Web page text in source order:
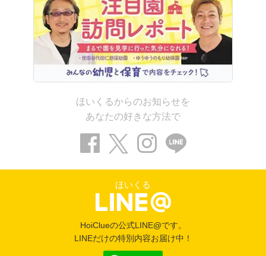
ほいくるからのお知らせを
あなたの好きな方法で
ほいくる
HoiClueの公式LINE@です。
LINEだけの特別内容お届け中！